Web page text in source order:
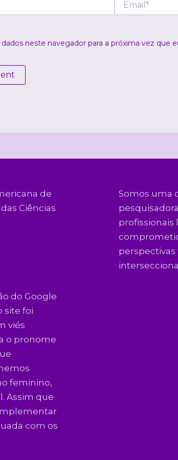
dados neste navegador para a próxima vez que
de
Ciências
do Google
site foi
viés
o pronome
feminino,
Assim que
com os
Somos uma
profissionais